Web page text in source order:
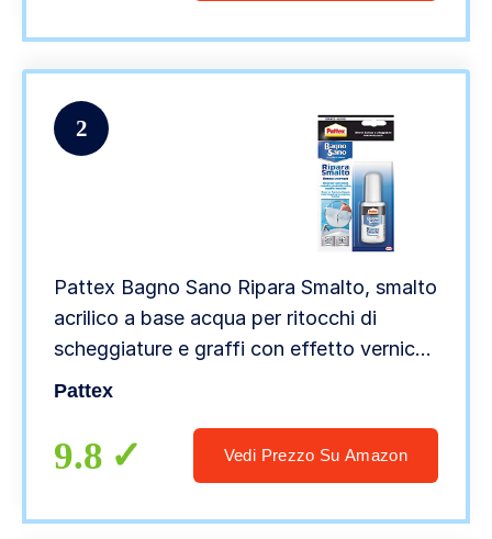
2
Pattex Bagno Sano Ripara Smalto, smalto
acrilico a base acqua per ritocchi di
scheggiature e graffi con effetto vernice,
smalto bianco con potere riempitivo e
Pattex
9.8 Vedi Prezzo Su Amazon